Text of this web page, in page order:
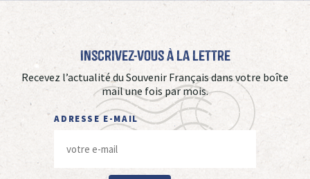
Inscrivez-vous à La Lettre
Recevez l’actualité du Souvenir Français dans votre boîte
mail une fois par mois.
ADRESSE E-MAIL